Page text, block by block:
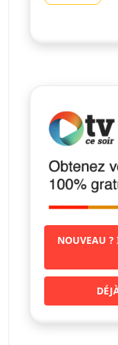
NOUVEAU ?